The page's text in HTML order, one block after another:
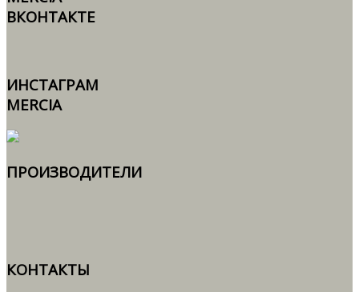
ВКОНТАКТЕ
ИНСТАГРАМ
MERCIA
ПРОИЗВОДИТЕЛИ
КОНТАКТЫ